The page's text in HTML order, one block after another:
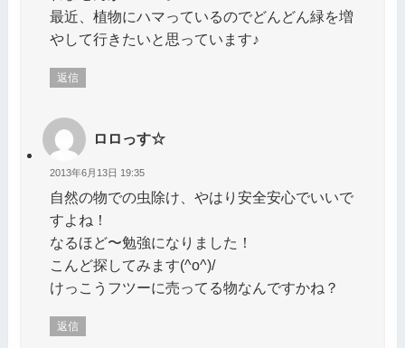
最近、植物にハマっているのでどんどん緑を増
やして行きたいと思っています♪
返信
ロロっす☆
2013年6月13日 19:35
自然の物での虫除け、やはり安全安心でいいで
すよね！
なるほど〜勉強になりました！
こんど探してみます(^o^)/
けっこうフツーに売ってる物なんですかね？
返信